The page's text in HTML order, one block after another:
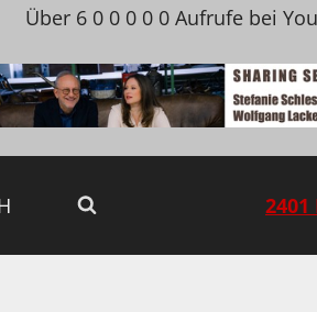
Über 6 0 0 0 0 0 Aufrufe bei